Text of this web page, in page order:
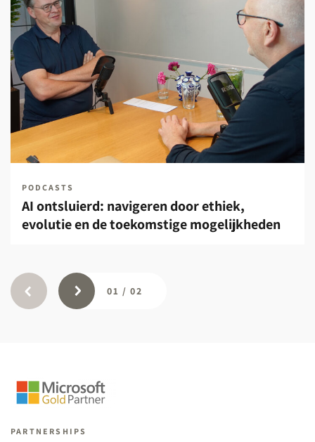
PODCASTS
AI ontsluierd: navigeren door ethiek,
evolutie en de toekomstige mogelijkheden
01 / 02
PARTNERSHIPS